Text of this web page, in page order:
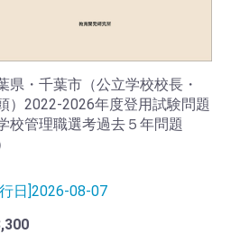
県・千葉市（公立学校校長・
）2022-2026年度登用試験問題
学校管理職選考過去５年問題
日]2026-08-07